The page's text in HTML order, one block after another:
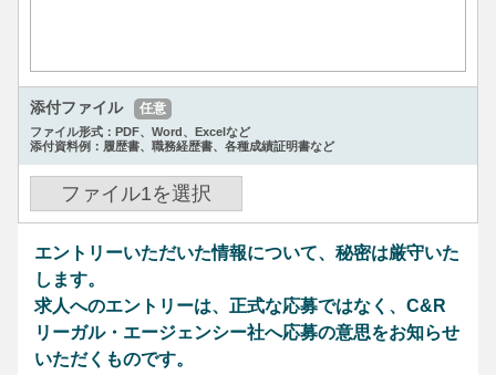
添付ファイル 任意
ファイル形式：PDF、Word、Excelなど
添付資料例：履歴書、職務経歴書、各種成績証明書など
ファイル1を選択
エントリーいただいた情報について、秘密は厳守いた
します。
求人へのエントリーは、正式な応募ではなく、C&R
リーガル・エージェンシー社へ応募の意思をお知らせ
いただくものです。